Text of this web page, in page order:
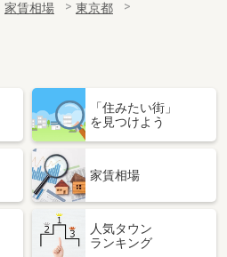
家賃相場
東京都
「住みたい街」
を見つけよう
家賃相場
人気タウン
ランキング